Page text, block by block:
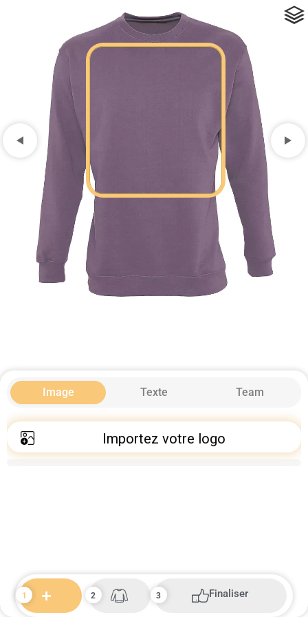
Finaliser
Image Texte Team
Importez votre logo